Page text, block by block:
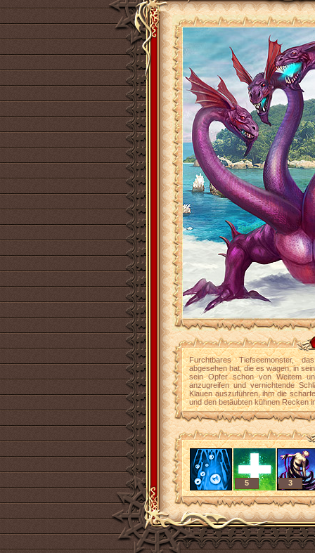
Furchtbares Tiefseemonster,
abgesehen hat, die es wagen, in
sein Opfer schon von Weitem
anzugreifen und vernichtende
Klauen auszuführen, ihm die
und den betäubten kühnen Recken
5 3